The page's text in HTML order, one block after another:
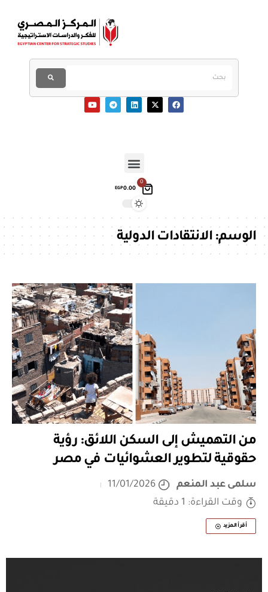
0
EGP0.00
الوسم:الانتقادات الدولية
من التهميش إلى السكن اللائق: رؤية
حقوقية لتطوير العشوائيات في مصر
سلمى عبد المنعم
11/01/2026
وقت القراءة: 1 دقيقة
أقرأ المزيد